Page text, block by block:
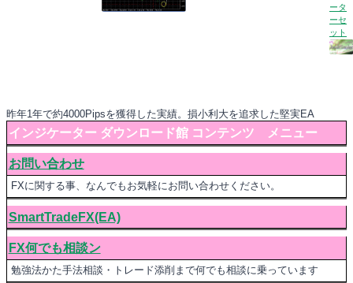
ータ
ーセ
ット
昨年1年で約4000Pipsを獲得した実績。損小利大を追求した堅実EA
インジケーター ダウンロード館 コンテンツ メニュー
お問い合わせ
FXに関する事、なんでもお気軽にお問い合わせください。
SmartTradeFX(EA)
FX何でも相談ン
勉強法かた手法相談・トレード添削まで何でも相談に乗っています